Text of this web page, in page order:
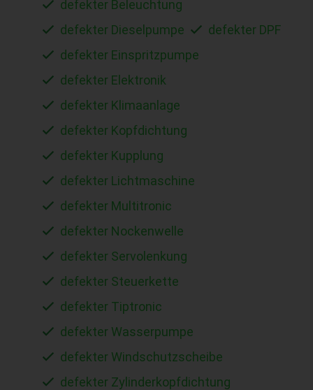
defekter Beleuchtung
defekter Dieselpumpe
defekter DPF
defekter Einspritzpumpe
defekter Elektronik
defekter Klimaanlage
defekter Kopfdichtung
defekter Kupplung
defekter Lichtmaschine
defekter Multitronic
defekter Nockenwelle
defekter Servolenkung
defekter Steuerkette
defekter Tiptronic
defekter Wasserpumpe
defekter Windschutzscheibe
defekter Zylinderkopfdichtung